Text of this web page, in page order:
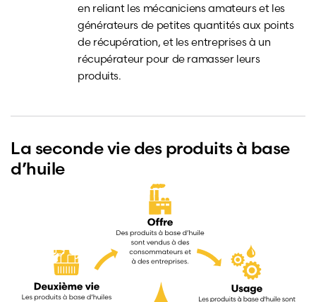
en reliant les mécaniciens amateurs et les
générateurs de petites quantités aux points
de récupération, et les entreprises à un
récupérateur pour de ramasser leurs
produits.
La seconde vie des produits à base
d’huile